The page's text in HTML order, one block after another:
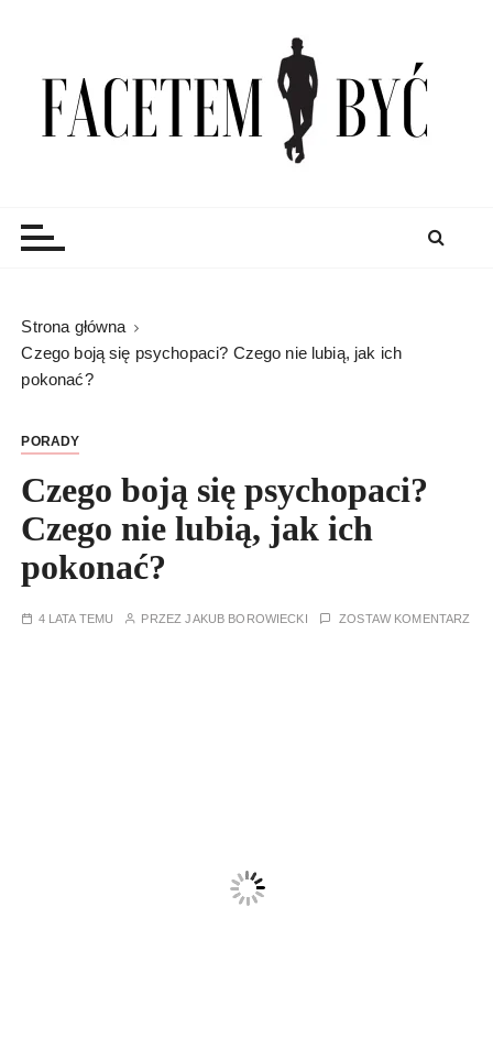
Strona główna
Czego boją się psychopaci? Czego nie lubią, jak ich
pokonać?
PORADY
Czego boją się psychopaci?
Czego nie lubią, jak ich
pokonać?
4 LATA TEMU PRZEZJAKUB BOROWIECKI ZOSTAW KOMENTARZ